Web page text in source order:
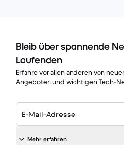
Bleib über spannende
Laufenden
Erfahre vor allen anderen von
Angeboten und wichtigen Tech-
E-Mail-Adresse
Mehr erfahren